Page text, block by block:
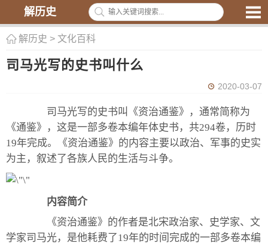
解历史
解历史 > 文化百科
司马光写的史书叫什么
2020-03-07
司马光写的史书叫《资治通鉴》，通常简称为
《通鉴》，这是一部多卷本编年体史书，共294卷，历时
19年完成。《资治通鉴》的内容主要以政治、军事的史实
为主，叙述了各族人民的生活与斗争。
内容简介
《资治通鉴》的作者是北宋政治家、史学家、文
学家司马光，是他耗费了19年的时间完成的一部多卷本编